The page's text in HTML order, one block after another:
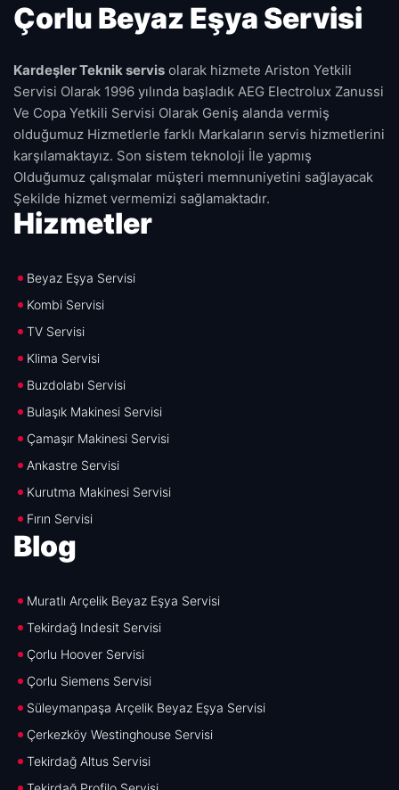
Çorlu Beyaz Eşya Servisi
Kardeşler Teknik servis olarak hizmete Ariston Yetkili
Servisi Olarak 1996 yılında başladık AEG Electrolux Zanussi
Ve Copa Yetkili Servisi Olarak Geniş alanda vermiş
olduğumuz Hizmetlerle farklı Markaların servis hizmetlerini
karşılamaktayız. Son sistem teknoloji İle yapmış
Olduğumuz çalışmalar müşteri memnuniyetini sağlayacak
Şekilde hizmet vermemizi sağlamaktadır.
Hizmetler
Beyaz Eşya Servisi
Kombi Servisi
TV Servisi
Klima Servisi
Buzdolabı Servisi
Bulaşık Makinesi Servisi
Çamaşır Makinesi Servisi
Ankastre Servisi
Kurutma Makinesi Servisi
Fırın Servisi
Blog
Muratlı Arçelik Beyaz Eşya Servisi
Tekirdağ Indesit Servisi
Çorlu Hoover Servisi
Çorlu Siemens Servisi
Süleymanpaşa Arçelik Beyaz Eşya Servisi
Çerkezköy Westinghouse Servisi
Tekirdağ Altus Servisi